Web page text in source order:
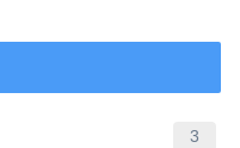
3